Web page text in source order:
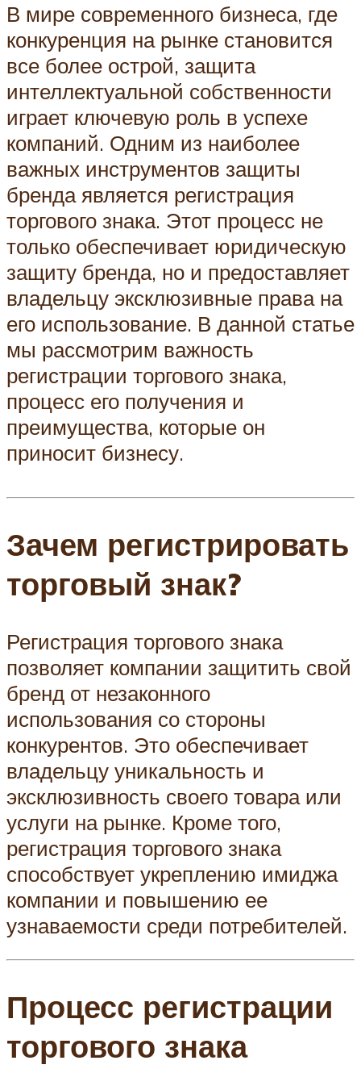
В мире современного бизнеса, где
конкуренция на рынке становится
все более острой, защита
интеллектуальной собственности
играет ключевую роль в успехе
компаний. Одним из наиболее
важных инструментов защиты
бренда является регистрация
торгового знака. Этот процесс не
только обеспечивает юридическую
защиту бренда, но и предоставляет
владельцу эксклюзивные права на
его использование. В данной статье
мы рассмотрим важность
регистрации торгового знака,
процесс его получения и
преимущества, которые он
приносит бизнесу.
Зачем регистрировать
торговый знак?
Регистрация торгового знака
позволяет компании защитить свой
бренд от незаконного
использования со стороны
конкурентов. Это обеспечивает
владельцу уникальность и
эксклюзивность своего товара или
услуги на рынке. Кроме того,
регистрация торгового знака
способствует укреплению имиджа
компании и повышению ее
узнаваемости среди потребителей.
Процесс регистрации
торгового знака